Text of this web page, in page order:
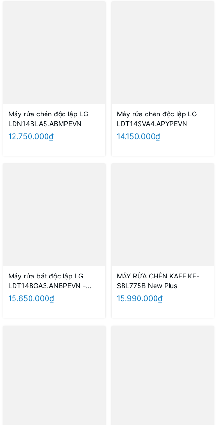
Máy rửa chén độc lập LG
LDN14BLA5.ABMPEVN
12.750.000₫
Máy rửa chén độc lập LG
LDT14SVA4.APYPEVN
14.150.000₫
Máy rửa bát độc lập LG
LDT14BGA3.ANBPEVN -
Hàng chính hãng
15.650.000₫
MÁY RỬA CHÉN KAFF KF-
SBL775B New Plus
15.990.000₫